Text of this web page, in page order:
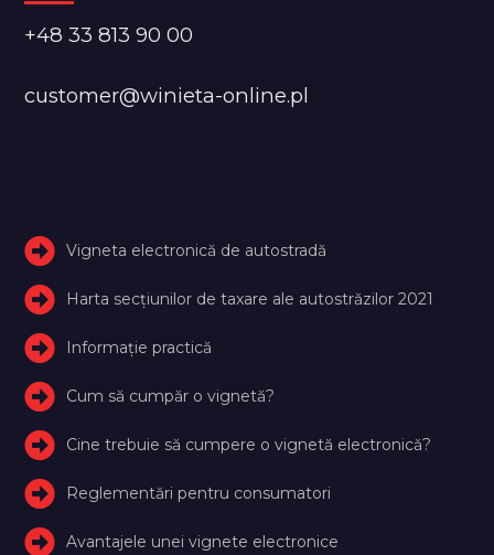
+48 33 813 90 00
customer@winieta-online.pl
Vigneta electronică de autostradă
Harta secțiunilor de taxare ale autostrăzilor 2021
Informație practică
Cum să cumpăr o vignetă?
Cine trebuie să cumpere o vignetă electronică?
Reglementări pentru consumatori
Avantajele unei vignete electronice